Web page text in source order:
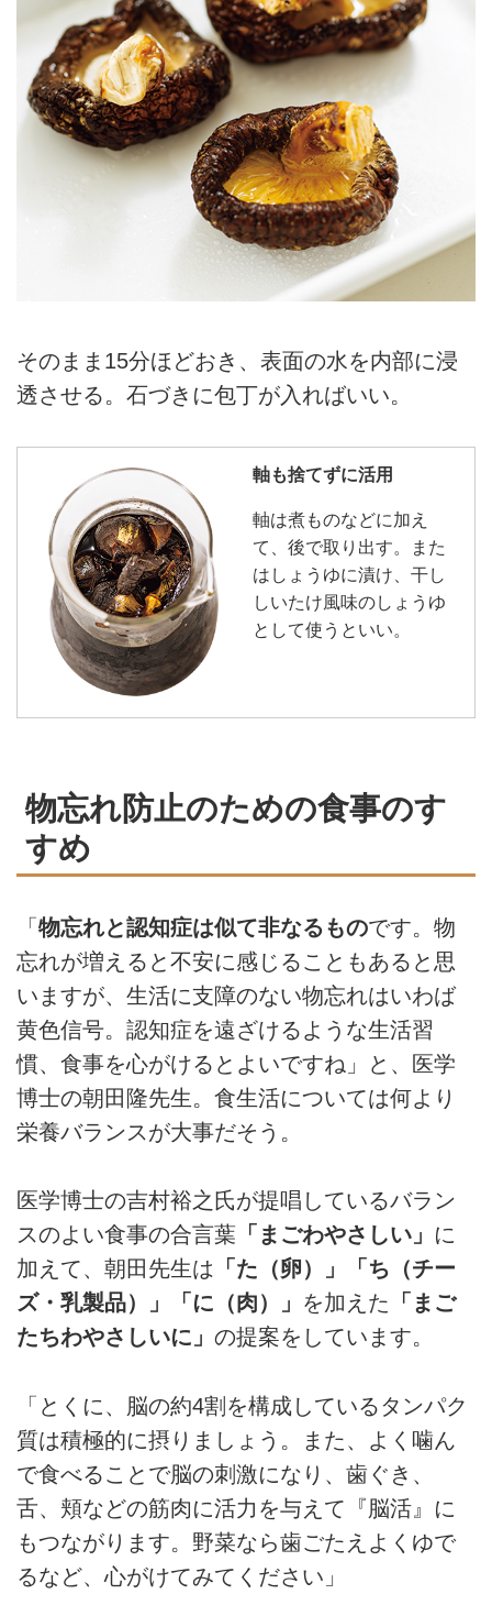
そのまま15分ほどおき、表面の水を内部に浸
透させる。石づきに包丁が入ればいい。
軸も捨てずに活用
軸は煮ものなどに加え
て、後で取り出す。また
はしょうゆに漬け、干し
しいたけ風味のしょうゆ
として使うといい。
物忘れ防止のための食事のす
すめ
「 物忘れと認知症は似て非なるものです。物
忘れが増えると不安に感じることもあると思
いますが、生活に支障のない物忘れはいわば
黄色信号。認知症を遠ざけるような生活習
慣、食事を心がけるとよいですね」と、医学
博士の朝田隆先生。食生活については何より
栄養バランスが大事だそう。
医学博士の吉村裕之氏が提唱しているバラン
スのよい食事の合言葉 「まごわやさしい」 に
加えて、朝田先生は 「た（卵）」「ち（チー
ズ・乳製品）」「に（肉）」 を加えた 「まご
たちわやさしいに」 の提案をしています。
「とくに、脳の約4割を構成しているタンパク
質は積極的に摂りましょう。また、よく噛ん
で食べることで脳の刺激になり、歯ぐき、
舌、頬などの筋肉に活力を与えて『脳活』に
もつながります。野菜なら歯ごたえよくゆで
るなど、心がけてみてください」